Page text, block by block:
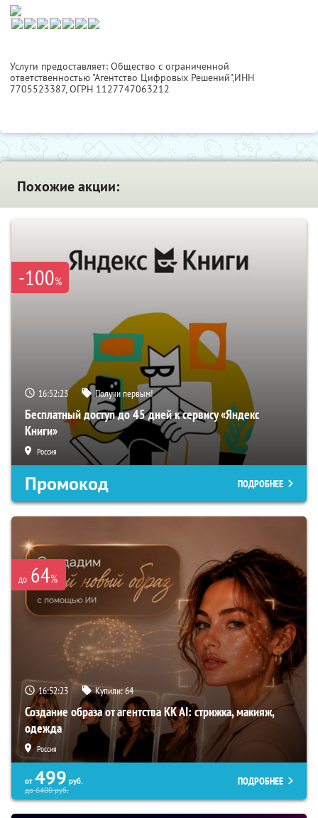
Услуги предоставляет: Общество с ограниченной
ответственностью "Агентство Цифровых Решений",ИНН
7705523387, ОГРН 1127747063212
Похожие акции:
-100%
16:52:22 Получи первым!
Бесплатный доступ до 45 дней к сервису «Яндекс
Книги»
Россия
Промокод ПОДРОБНЕЕ
до 64%
16:52:22 Купили:64
Создание образа от агентства KK AI: стрижка, макияж,
одежда
Россия
от 499 руб.
до6400руб.
ПОДРОБНЕЕ